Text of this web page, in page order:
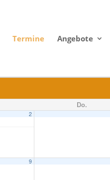
Termine Angebote
Do.
2
9